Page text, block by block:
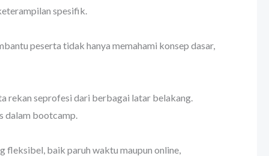
spesifik.
peserta tidak hanya memahami konsep dasar,
rekan seprofesi dari berbagai latar belakang.
dalam bootcamp.
baik paruh waktu maupun online,